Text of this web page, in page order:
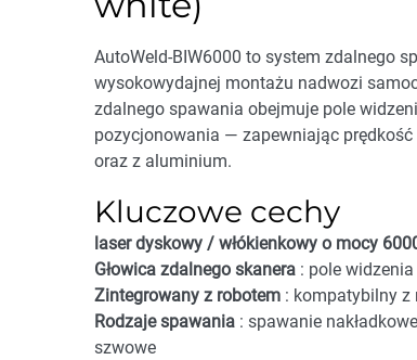
AutoWeld-BIW6000 to system zdalnego
wysokowydajnej montażu nadwozi
zdalnego spawania obejmuje pole
pozycjonowania — zapewniając
oraz z aluminium.
Kluczowe cechy
laser dyskowy / włókienkowy o mocy
Głowica zdalnego skanera : pole
Zintegrowany z robotem : kompatybilny z
Rodzaje spawania : spawanie
szwowe